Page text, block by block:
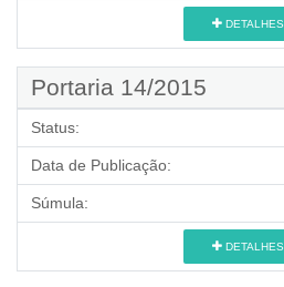
DETALHES
Portaria 14/2015
Status:
Data de Publicação:
Súmula:
DETALHES